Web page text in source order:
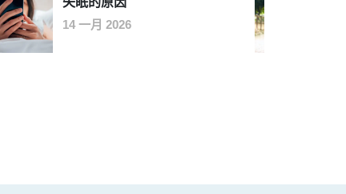
14 一月 2026